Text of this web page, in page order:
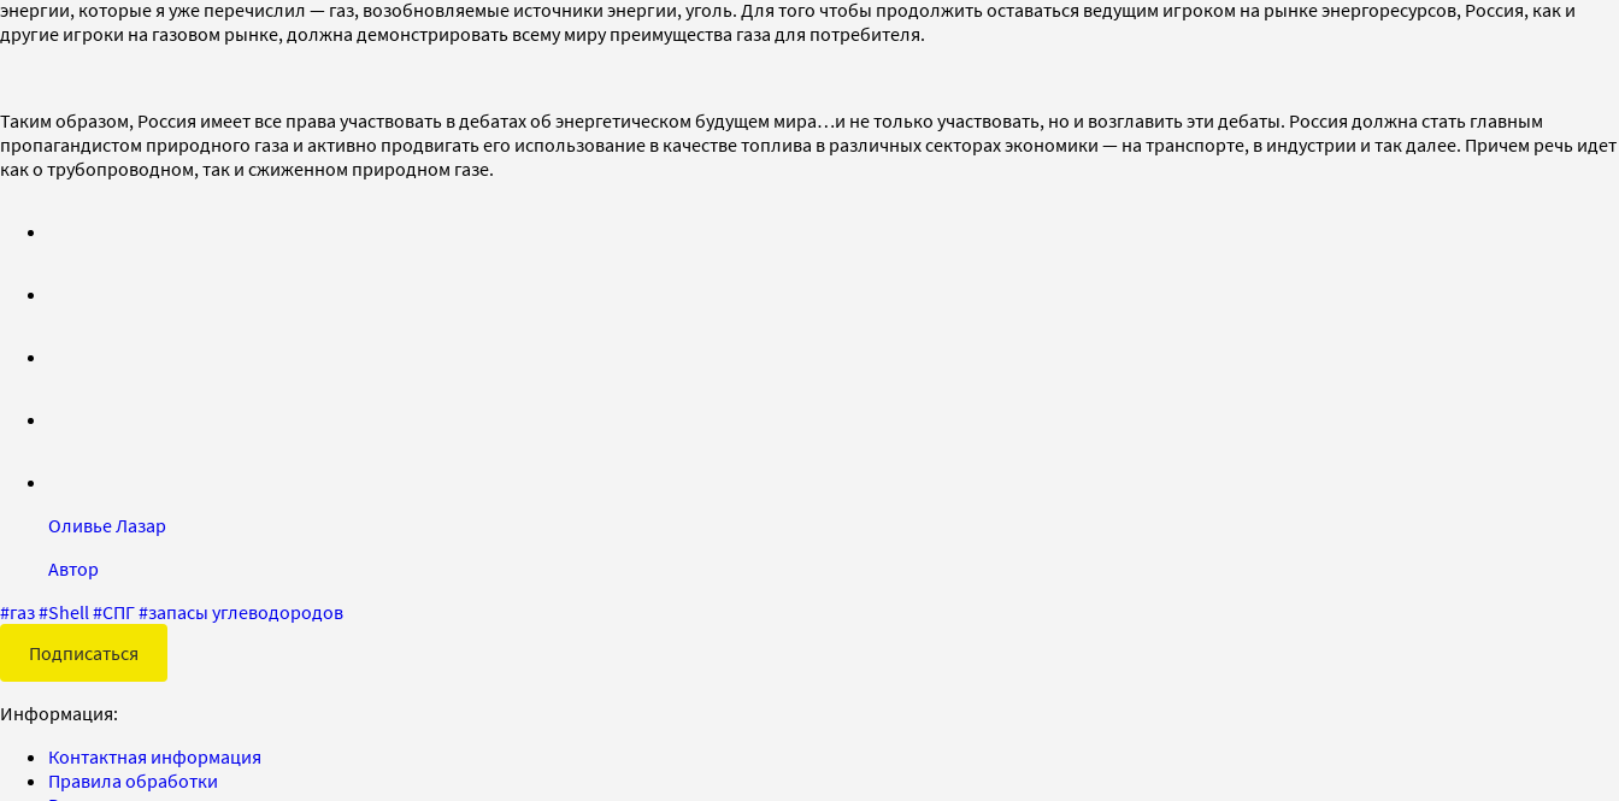
энергии, которые я уже перечислил — газ, возобновляемые источники энергии, уголь. Для того чтобы продолжить оставаться ведущим игроком на рынке энергоресурсов, Россия, как и
другие игроки на газовом рынке, должна демонстрировать всему миру преимущества газа для потребителя.
Таким образом, Россия имеет все права участвовать в дебатах об энергетическом будущем мира…и не только участвовать, но и возглавить эти дебаты. Россия должна стать главным
пропагандистом природного газа и активно продвигать его использование в качестве топлива в различных секторах экономики — на транспорте, в индустрии и так далее. Причем речь идет
как о трубопроводном, так и сжиженном природном газе.
Оливье Лазар
Автор
#газ#Shell #СПГ#запасы углеводородов
Подписаться
Информация:
Контактная информация
Правила обработки